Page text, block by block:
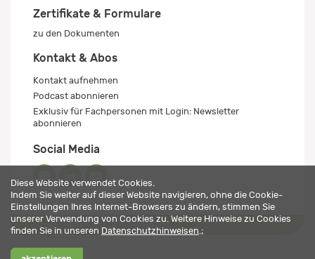
Zertifikate & Formulare
zu den Dokumenten
Kontakt & Abos
Kontakt aufnehmen
Podcast abonnieren
Exklusiv für Fachpersonen mit Login: Newsletter
abonnieren
Social Media
Datenschutz
Diese Website verwendet Cookies.
Indem Sie weiter auf dieser Website navigieren, ohne die Cookie-
Einstellungen Ihres Internet-Browsers zu ändern, stimmen Sie
unserer Verwendung von Cookies zu. Weitere Hinweise zu Cookies
finden Sie in unseren Datenschutzhinweisen .;